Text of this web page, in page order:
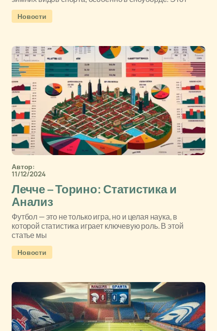
Новости
Автор:
11/12/2024
Лечче – Торино: Статистика и
Анализ
Футбол — это не только игра, но и целая наука, в
которой статистика играет ключевую роль. В этой
статье мы
Новости